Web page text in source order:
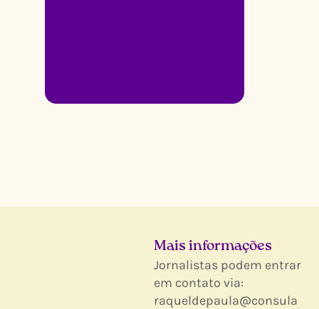
Mais informações
Jornalistas podem entrar
em contato via:
raqueldepaula@consula